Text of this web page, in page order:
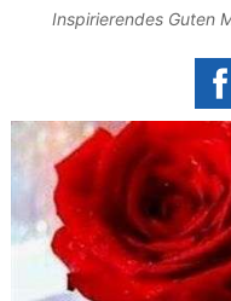
Inspirierendes Guten